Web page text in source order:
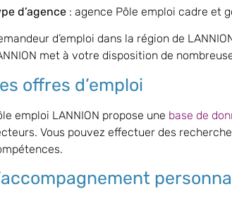
d’agence : agence Pôle emploi cadre et
d’emploi dans la région de
met à votre disposition de
offres d’emploi
emploi LANNION propose une base de
Vous pouvez effectuer des